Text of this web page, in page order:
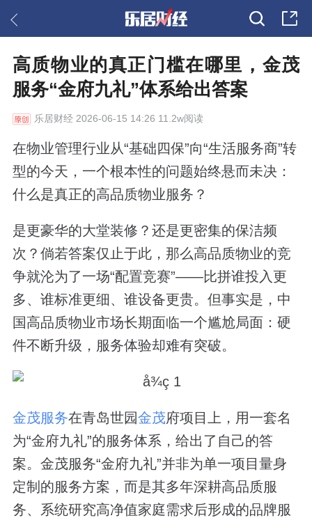
高质物业的真正门槛在哪里，金茂
服务“金府九礼”体系给出答案
乐居财经2026-06-15 14:26 11.2w阅读
在物业管理行业从“基础四保”向“生活服务商”转
型的今天，一个根本性的问题始终悬而未决：
什么是真正的高品质物业服务？
是更豪华的大堂装修？还是更密集的保洁频
次？倘若答案仅止于此，那么高品质物业的竞
争就沦为了一场“配置竞赛”——比拼谁投入更
多、谁标准更细、谁设备更贵。但事实是，中
国高品质物业市场长期面临一个尴尬局面：硬
件不断升级，服务体验却难有突破。
金茂服务在青岛世园金茂府项目上，用一套名
为“金府九礼”的服务体系，给出了自己的答
案。金茂服务“金府九礼”并非为单一项目量身
定制的服务方案，而是其多年深耕高品质服
务、系统研究高净值家庭需求后形成的品牌服